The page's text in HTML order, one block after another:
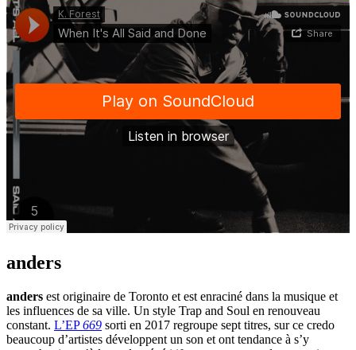
anders
anders est originaire de Toronto et est enraciné dans la musique et
les influences de sa ville. Un style Trap and Soul en renouveau
constant. L’EP669 sorti en 2017 regroupe sept titres, sur ce credo
beaucoup d’artistes développent un son et ont tendance à s’y